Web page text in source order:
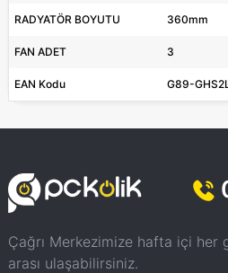
RADYATÖR BOYUTU 360mm
FAN ADET 3
EAN Kodu G89-
Çağrı Merkezimize hafta içi her
arası ulaşabilirsiniz.